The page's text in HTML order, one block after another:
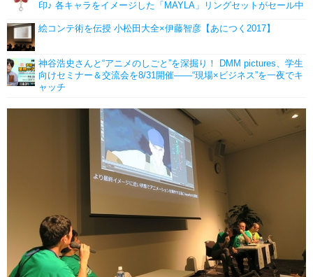
印♪ 各キャラをイメージした「MAYLA」リングセットがセール中
絵コンテ術を伝授 小松田大全×伊藤智彦【あにつく2017】
神谷浩史さんと“アニメのしごと”を深掘り！ DMM pictures、学生
向けセミナー＆交流会を8/31開催――“現場×ビジネス”を一夜でキ
ャッチ